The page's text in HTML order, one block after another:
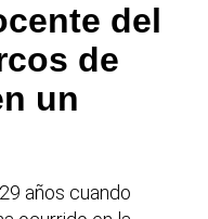
del
de
un
años cuando